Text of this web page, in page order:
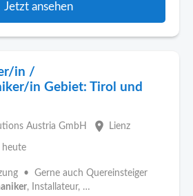
Jetzt ansehen
in /
in Gebiet: Tirol und
Austria GmbH place Lienz
heute
• Gerne auch Quereinsteiger
, Installateur, …